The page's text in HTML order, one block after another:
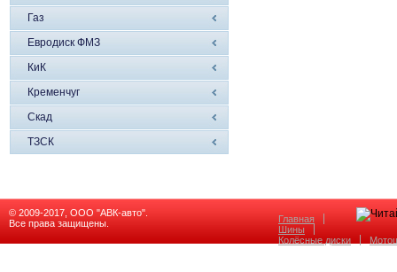
Газ
Евродиск ФМЗ
КиК
Кременчуг
Скад
ТЗСК
© 2009-2017, ООО "АВК-авто".
Все права защищены.
Главная
Шины
Колёсные диски